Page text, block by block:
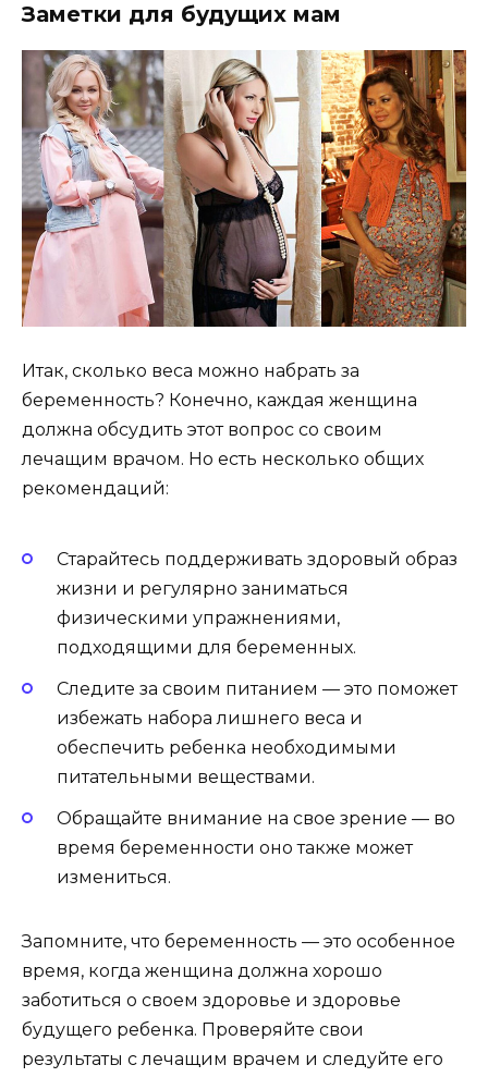
Заметки для будущих мам
Итак, сколько веса можно набрать за
беременность? Конечно, каждая женщина
должна обсудить этот вопрос со своим
лечащим врачом. Но есть несколько общих
рекомендаций:
Старайтесь поддерживать здоровый образ
жизни и регулярно заниматься
физическими упражнениями,
подходящими для беременных.
Следите за своим питанием — это поможет
избежать набора лишнего веса и
обеспечить ребенка необходимыми
питательными веществами.
Обращайте внимание на свое зрение — во
время беременности оно также может
измениться.
Запомните, что беременность — это особенное
время, когда женщина должна хорошо
заботиться о своем здоровье и здоровье
будущего ребенка. Проверяйте свои
результаты с лечащим врачем и следуйте его